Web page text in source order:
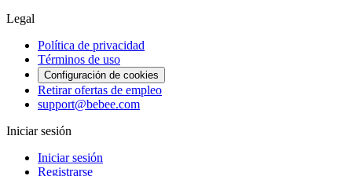
Legal
Política de privacidad
Términos de uso
Configuración de cookies
Retirar ofertas de empleo
support@bebee.com
Iniciar sesión
Iniciar sesión
Registrarse